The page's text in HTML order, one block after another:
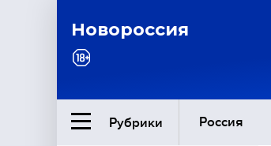
Новороссия
Рубрики Россия